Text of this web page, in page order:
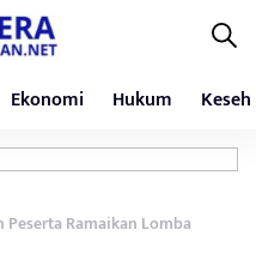
Ekonomi Hukum
Peserta Ramaikan Lomba